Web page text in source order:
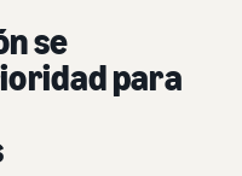
se
para